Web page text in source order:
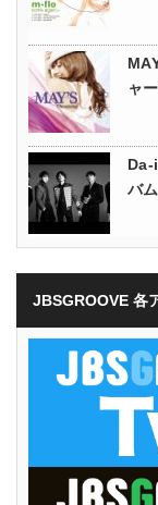
ャ
Da-
バ
JBSGROOVE 各